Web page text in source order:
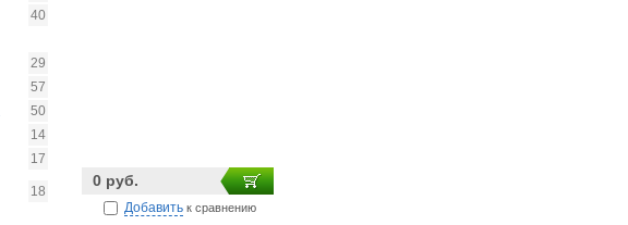
0 руб.
Добавить к сравнению
40
29
57
50
14
17
18